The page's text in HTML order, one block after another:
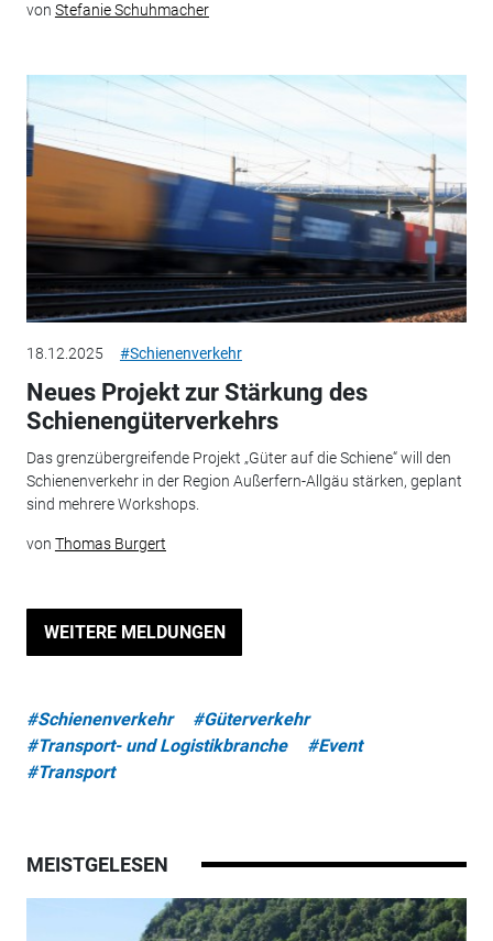
von Stefanie Schuhmacher
18.12.2025 #Schienenverkehr
Neues Projekt zur Stärkung des
Schienengüterverkehrs
Das grenzübergreifende Projekt „Güter auf die Schiene“ will den
Schienenverkehr in der Region Außerfern-Allgäu stärken, geplant
sind mehrere Workshops.
von Thomas Burgert
WEITERE MELDUNGEN
#Schienenverkehr
#Güterverkehr
#Transport- und Logistikbranche
#Event
#Transport
MEISTGELESEN